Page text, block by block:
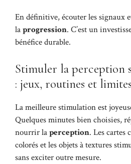
En définitive, écouter les signaux
laprogression. C’est un
bénéfice durable.
Stimuler la perception
: jeux, routines et
La meilleure stimulation est
Quelques minutes bien choisies,
nourrir laperception. Les cartes
colorés et les objets à textures
sans exciter outre mesure.